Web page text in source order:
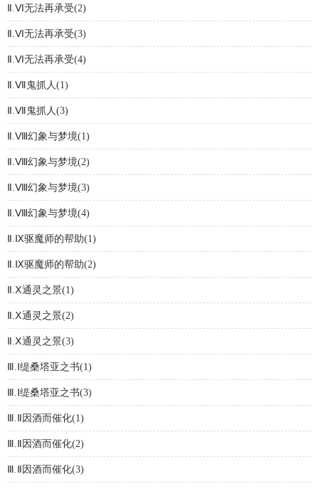
Ⅱ.Ⅵ无法再承受(2)
Ⅱ.Ⅵ无法再承受(3)
Ⅱ.Ⅵ无法再承受(4)
Ⅱ.Ⅶ鬼抓人(1)
Ⅱ.Ⅶ鬼抓人(3)
Ⅱ.Ⅷ幻象与梦境(1)
Ⅱ.Ⅷ幻象与梦境(2)
Ⅱ.Ⅷ幻象与梦境(3)
Ⅱ.Ⅷ幻象与梦境(4)
Ⅱ.Ⅸ驱魔师的帮助(1)
Ⅱ.Ⅸ驱魔师的帮助(2)
Ⅱ.Ⅹ通灵之景(1)
Ⅱ.Ⅹ通灵之景(2)
Ⅱ.Ⅹ通灵之景(3)
Ⅲ.Ⅰ缇桑塔亚之书(1)
Ⅲ.Ⅰ缇桑塔亚之书(3)
Ⅲ.Ⅱ因酒而催化(1)
Ⅲ.Ⅱ因酒而催化(2)
Ⅲ.Ⅱ因酒而催化(3)